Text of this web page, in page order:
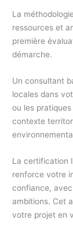
La
ressources et
première
démarche.
Un consultant
locales dans
ou les
contexte
La certification
renforce votre
confiance,
ambitions. Cet
votre projet en